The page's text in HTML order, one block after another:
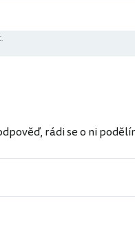
rádi se o ni